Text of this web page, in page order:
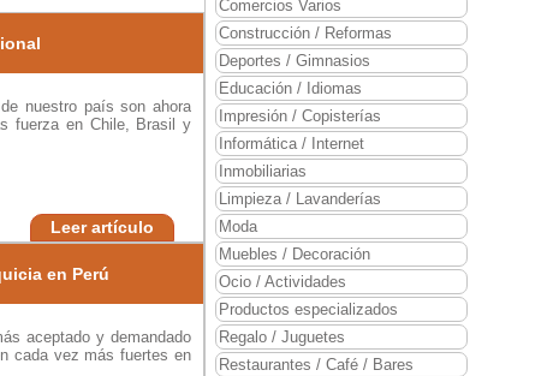
nuestro país son ahora
fuerza en Chile, Brasil y
Leer artículo
en Perú
aceptado y demandado
cada vez más fuertes en
Comercios Varios
Construcción / Reformas
Deportes / Gimnasios
Educación / Idiomas
Impresión / Copisterías
Informática / Internet
Inmobiliarias
Limpieza / Lavanderías
Moda
Muebles / Decoración
Ocio / Actividades
Productos especializados
Regalo / Juguetes
Restaurantes / Café / Bares